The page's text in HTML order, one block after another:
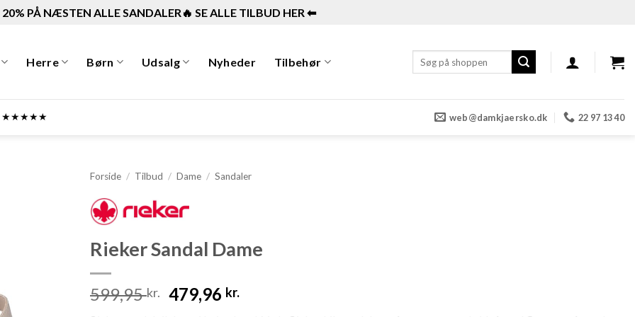
20% PÅ NÆSTEN ALLE SANDALER🔥 SE ALLE TILBUD HER ⬅︎
Herre Børn Udsalg Nyheder Tilbehør
efter:
★★★★★ web@damkjaersko.dk 22 97 13 40
Forside / Tilbud / Dame / Sandaler
Rieker Sandal Dame
599,95kr. Den
oprindelige
479,96 kr.Den